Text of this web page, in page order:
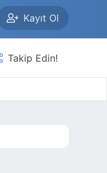
Kayıt Ol
Takip Edin!